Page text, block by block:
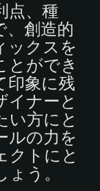
点、種
、創造的
ックスを
とができ
印象に残
イナーと
い方にと
ルの力を
クトにと
う。